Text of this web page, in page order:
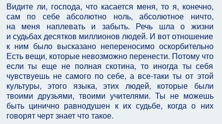
Видите ли, господа, что касается меня, то я, конечно,
сам по себе абсолютно ноль, абсолютное ничто,
на меня наплевать и забыть. Речь шла о жизни
и судьбах десятков миллионов людей. И вот отношение
к ним было высказано непереносимо оскорбительно
Есть вещи, которые невозможно перенести. Потому что
если ты еще не полная скотина, то иногда ты себя
чувствуешь не самого по себе, а все-таки ты от этой
культуры, этого языка, этих людей, которые были
твоими друзьями, твоими учителями. Ты не можешь
быть цинично равнодушен к их судьбе, когда о них
говорят черт знает что такое.